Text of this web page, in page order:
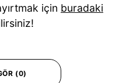
için buradaki
(0)